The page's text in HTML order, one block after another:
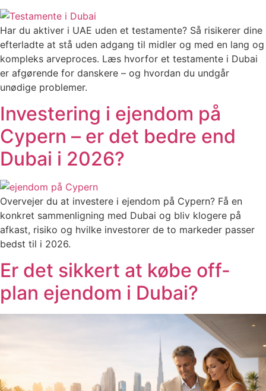
Har du aktiver i UAE uden et testamente? Så risikerer dine
efterladte at stå uden adgang til midler og med en lang og
kompleks arveproces. Læs hvorfor et testamente i Dubai
er afgørende for danskere – og hvordan du undgår
unødige problemer.
Investering i ejendom på
Cypern – er det bedre end
Dubai i 2026?
Overvejer du at investere i ejendom på Cypern? Få en
konkret sammenligning med Dubai og bliv klogere på
afkast, risiko og hvilke investorer de to markeder passer
bedst til i 2026.
Er det sikkert at købe off-
plan ejendom i Dubai?